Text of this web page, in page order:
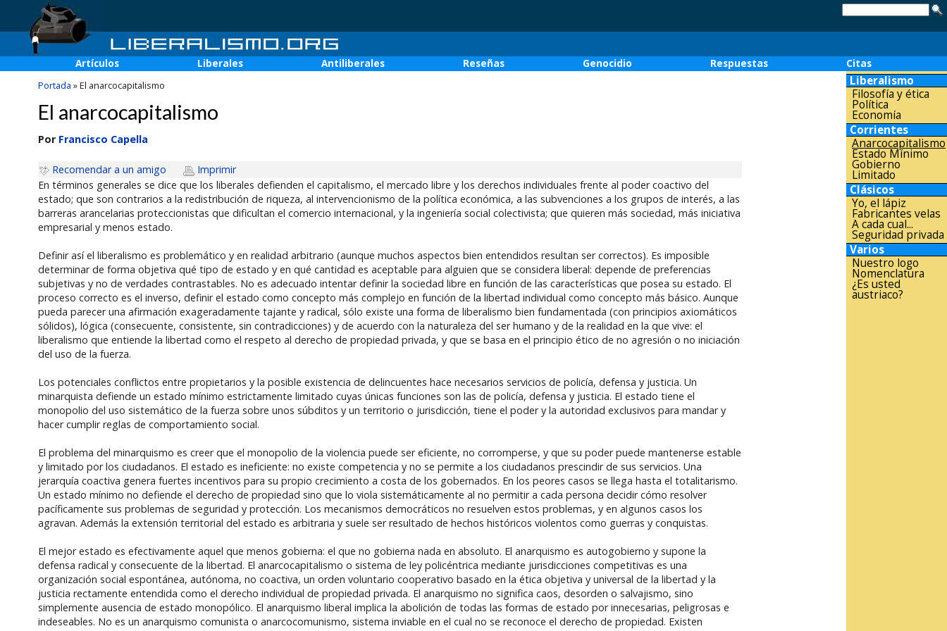
Artículos Liberales Antiliberales Reseñas Genocidio Respuestas
Citas
Portada »El anarcocapitalismo
El anarcocapitalismo
Por Francisco Capella
Recomendar a un amigo
Imprimir
En términos generales se dice que los liberales defienden el capitalismo, el mercado libre y los derechos individuales frente al poder coactivo del
estado; que son contrarios a la redistribución de riqueza, al intervencionismo de la política económica, a las subvenciones a los grupos de interés, a las
barreras arancelarias proteccionistas que dificultan el comercio internacional, y la ingeniería social colectivista; que quieren más sociedad, más iniciativa
empresarial y menos estado.
Definir así el liberalismo es problemático y en realidad arbitrario (aunque muchos aspectos bien entendidos resultan ser correctos). Es imposible
determinar de forma objetiva qué tipo de estado y en qué cantidad es aceptable para alguien que se considera liberal: depende de preferencias
subjetivas y no de verdades contrastables. No es adecuado intentar definir la sociedad libre en función de las características que posea su estado. El
proceso correcto es el inverso, definir el estado como concepto más complejo en función de la libertad individual como concepto más básico. Aunque
pueda parecer una afirmación exageradamente tajante y radical, sólo existe una forma de liberalismo bien fundamentada (con principios axiomáticos
sólidos), lógica (consecuente, consistente, sin contradicciones) y de acuerdo con la naturaleza del ser humano y de la realidad en la que vive: el
liberalismo que entiende la libertad como el respeto al derecho de propiedad privada, y que se basa en el principio ético de no agresión o no iniciación
del uso de la fuerza.
Los potenciales conflictos entre propietarios y la posible existencia de delincuentes hace necesarios servicios de policía, defensa y justicia. Un
minarquista defiende un estado mínimo estrictamente limitado cuyas únicas funciones son las de policía, defensa y justicia. El estado tiene el
monopolio del uso sistemático de la fuerza sobre unos súbditos y un territorio o jurisdicción, tiene el poder y la autoridad exclusivos para mandar y
hacer cumplir reglas de comportamiento social.
El problema del minarquismo es creer que el monopolio de la violencia puede ser eficiente, no corromperse, y que su poder puede mantenerse estable
y limitado por los ciudadanos. El estado es ineficiente: no existe competencia y no se permite a los ciudadanos prescindir de sus servicios. Una
jerarquía coactiva genera fuertes incentivos para su propio crecimiento a costa de los gobernados. En los peores casos se llega hasta el totalitarismo.
Un estado mínimo no defiende el derecho de propiedad sino que lo viola sistemáticamente al no permitir a cada persona decidir cómo resolver
pacíficamente sus problemas de seguridad y protección. Los mecanismos democráticos no resuelven estos problemas, y en algunos casos los
agravan. Además la extensión territorial del estado es arbitraria y suele ser resultado de hechos históricos violentos como guerras y conquistas.
El mejor estado es efectivamente aquel que menos gobierna: el que no gobierna nada en absoluto. El anarquismo es autogobierno y supone la
defensa radical y consecuente de la libertad. El anarcocapitalismo o sistema de ley policéntrica mediante jurisdicciones competitivas es una
organización social espontánea, autónoma, no coactiva, un orden voluntario cooperativo basado en la ética objetiva y universal de la libertad y la
justicia rectamente entendida como el derecho individual de propiedad privada. El anarquismo no significa caos, desorden o salvajismo, sino
simplemente ausencia de estado monopólico. El anarquismo liberal implica la abolición de todas las formas de estado por innecesarias, peligrosas e
indeseables. No es un anarquismo comunista o anarcocomunismo, sistema inviable en el cual no se reconoce el derecho de propiedad. Existen
Liberalismo
Filosofía y ética
Política
Economía
Corrientes
Anarcocapitalismo
Estado Mínimo
Gobierno
Limitado
Clásicos
Yo, el lápiz
Fabricantes velas
A cada cual...
Seguridad privada
Varios
Nuestro logo
Nomenclatura
¿Es usted
austriaco?